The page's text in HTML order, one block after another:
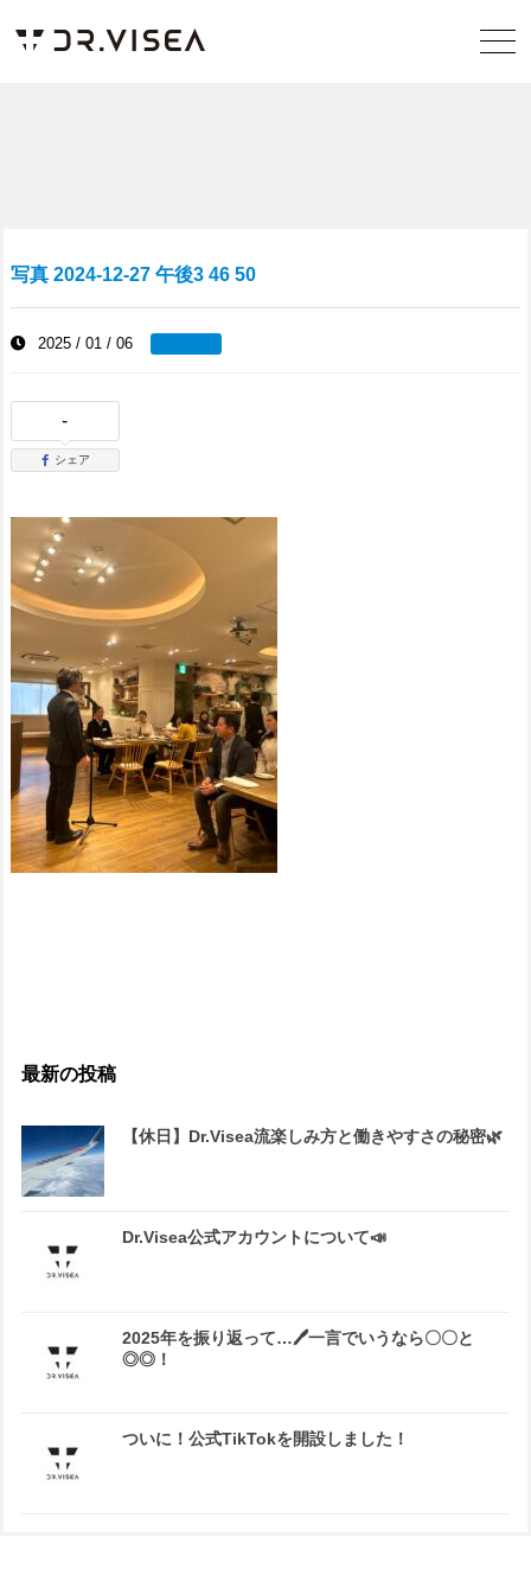
写真 2024-12-27 午後3 46 50
2025 / 01 / 06
-
シェア
最新の投稿
【休日】Dr.Visea流楽しみ方と働きやすさの秘密🌿
Dr.Visea公式アカウントについて📣
2025年を振り返って…🖊一言でいうなら〇〇と
◎◎！
ついに！公式TikTokを開設しました！